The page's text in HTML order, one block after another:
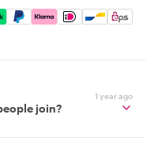
Apple Pay, Google
1 year ago
join?